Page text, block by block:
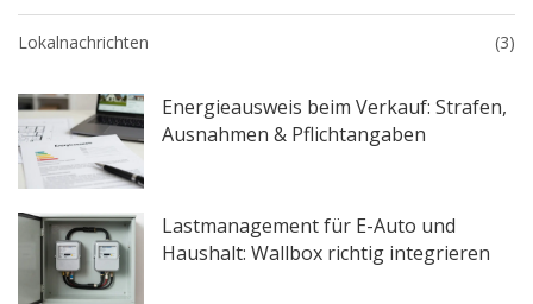
Lokalnachrichten (3)
Energieausweis beim Verkauf: Strafen,
Ausnahmen & Pflichtangaben
Lastmanagement für E-Auto und
Haushalt: Wallbox richtig integrieren